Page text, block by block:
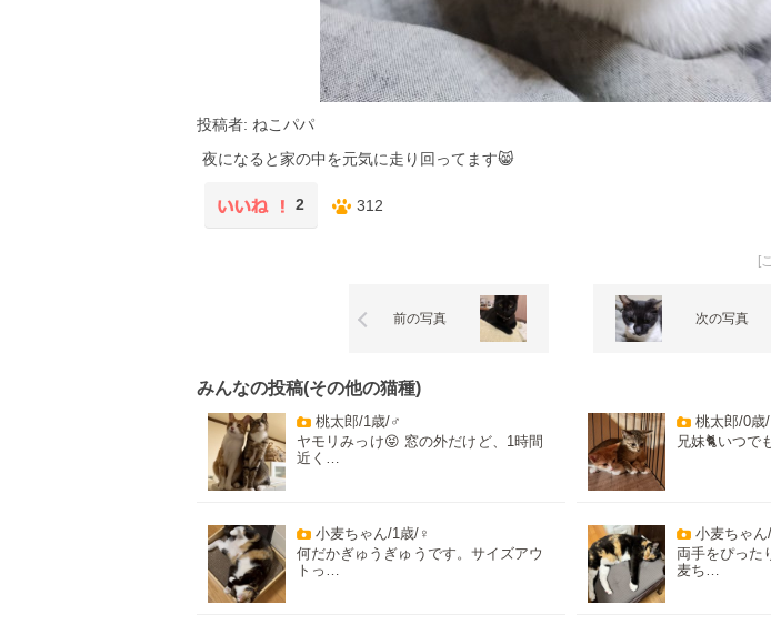
投稿者: ねこパパ
夜になると家の中を元気に走り回ってます😸
2 312
[
前の写真 次の写真
みんなの投稿(その他の猫種)
桃太郎/1歳/♂
ヤモリみっけ😝 窓の外だけど、1時間
近く…
桃太郎/0歳
兄妹🐈いつで
小麦ちゃん/1歳/♀
何だかぎゅうぎゅうです。サイズアウ
トっ…
小麦ちゃ
両手をぴった
麦ち…